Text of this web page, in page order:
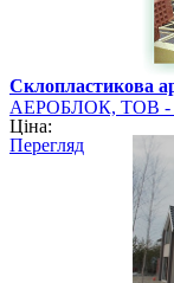
Склопластикова
АЕРОБЛОК, ТОВ -
PORISTON
Ціна:
Перегляд